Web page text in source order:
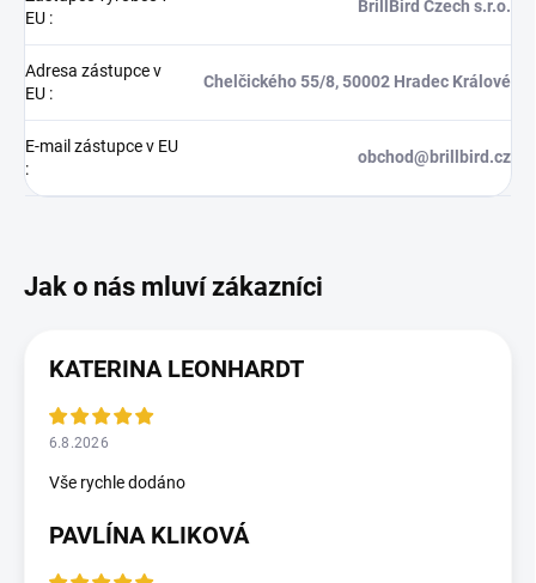
EU :
BrillBird Czech s.r.o.
Adresa zástupce v
EU :
Chelčického 55/8, 50002 Hradec Králové
E-mail zástupce v EU
:
obchod@brillbird.cz
KATERINA LEONHARDT
6.8.2026
Vše rychle dodáno
PAVLÍNA KLIKOVÁ